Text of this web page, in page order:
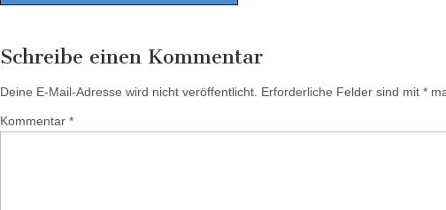
Schreibe einen Kommentar
Deine E-Mail-Adresse wird nicht veröffentlicht. Erforderliche Felder sind mit *
Kommentar *